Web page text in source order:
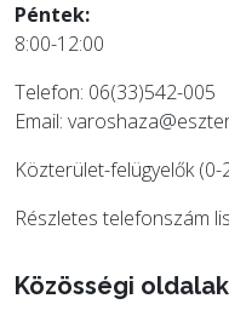
Péntek:
8:00-12:00
Telefon: 06(33)542-005
Email:
Közterület-felügyelők
Részletes telefonszám
Közösségi oldalak